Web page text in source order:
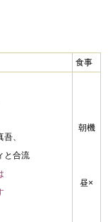
食事
、
と合流
朝機
昼×